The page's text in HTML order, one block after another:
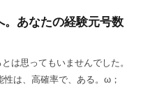
あなたの経験元号数
は思ってもいませんでした。
は、高確率で、ある。ω；